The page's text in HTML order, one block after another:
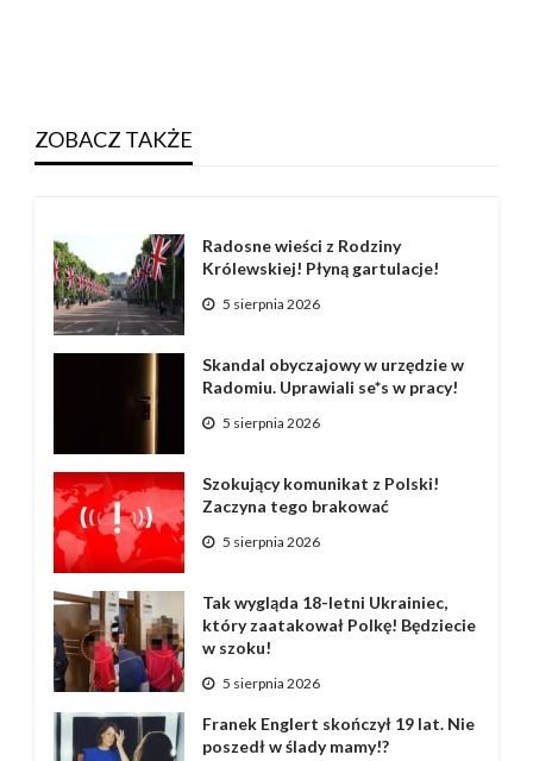
ZOBACZ TAKŻE
Radosne wieści z Rodziny
Królewskiej! Płyną gartulacje!
5 sierpnia 2026
Skandal obyczajowy w urzędzie w
Radomiu. Uprawiali se*s w pracy!
5 sierpnia 2026
Szokujący komunikat z Polski!
Zaczyna tego brakować
5 sierpnia 2026
Tak wygląda 18-letni Ukrainiec,
który zaatakował Polkę! Będziecie
w szoku!
5 sierpnia 2026
Franek Englert skończył 19 lat. Nie
poszedł w ślady mamy!?